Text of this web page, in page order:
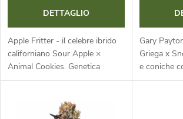
t
o
i
p
DETTAGLIO
Apple Fritter - il celebre ibrido
californiano Sour Apple ×
Animal Cookies. Genetica
bilanciata con resa elevata e
mele, caramello e prodotti da...
Gary
Griega x
e coniche
menta e